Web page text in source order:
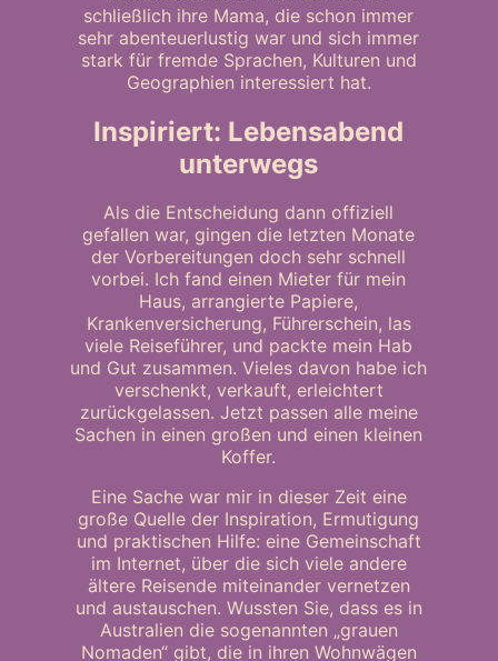
schließlich ihre Mama, die schon immer
sehr abenteuerlustig war und sich immer
stark für fremde Sprachen, Kulturen und
Geographien interessiert hat.
Inspiriert: Lebensabend
unterwegs
Als die Entscheidung dann offiziell
gefallen war, gingen die letzten Monate
der Vorbereitungen doch sehr schnell
vorbei. Ich fand einen Mieter für mein
Haus, arrangierte Papiere,
Krankenversicherung, Führerschein, las
viele Reiseführer, und packte mein Hab
und Gut zusammen. Vieles davon habe ich
verschenkt, verkauft, erleichtert
zurückgelassen. Jetzt passen alle meine
Sachen in einen großen und einen kleinen
Koffer.
Eine Sache war mir in dieser Zeit eine
große Quelle der Inspiration, Ermutigung
und praktischen Hilfe: eine Gemeinschaft
im Internet, über die sich viele andere
ältere Reisende miteinander vernetzen
und austauschen. Wussten Sie, dass es in
Australien die sogenannten „grauen
Nomaden“ gibt, die in ihren Wohnwägen